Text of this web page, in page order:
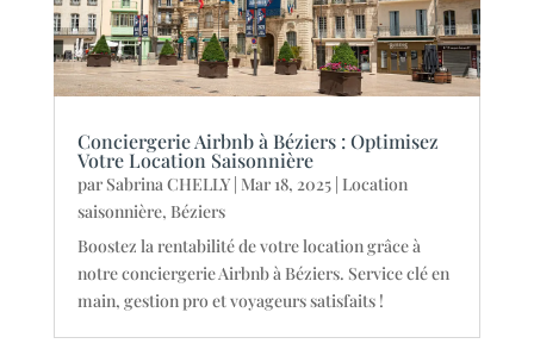
Conciergerie Airbnb à Béziers : Optimisez
Votre Location Saisonnière
par Sabrina CHELLY| Mar 18, 2025| Location
saisonnière, Béziers
Boostez la rentabilité de votre location grâce à
notre conciergerie Airbnb à Béziers. Service clé en
main, gestion pro et voyageurs satisfaits !